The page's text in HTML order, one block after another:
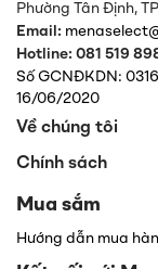
Phường Tân Định,
Email:
Hotline: 081 519
Số GCNĐKDN:
16/06/2020
Về chúng tôi
Chính sách
Mua sắm
Hướng dẫn mua